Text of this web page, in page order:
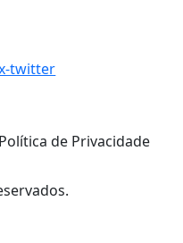
Política de Privacidade